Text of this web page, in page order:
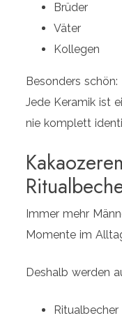
Brüder
Väter
Kollegen
Besonders schön:
Jede Keramik ist
nie komplett
Immer mehr
Momente im
Deshalb werden
Ritualbecher